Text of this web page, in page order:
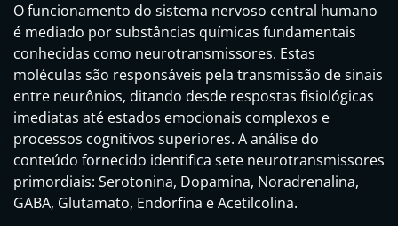
O funcionamento do sistema nervoso central humano
é mediado por substâncias químicas fundamentais
conhecidas como neurotransmissores. Estas
moléculas são responsáveis pela transmissão de sinais
entre neurônios, ditando desde respostas fisiológicas
imediatas até estados emocionais complexos e
processos cognitivos superiores. A análise do
conteúdo fornecido identifica sete neurotransmissores
primordiais: Serotonina, Dopamina, Noradrenalina,
GABA, Glutamato, Endorfina e Acetilcolina.